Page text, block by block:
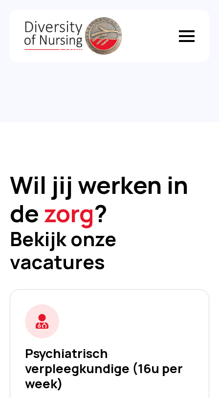
Wil jij werken in
dezorg?
Bekijk onze
vacatures
Psychiatrisch
verpleegkundige (16u per
week)